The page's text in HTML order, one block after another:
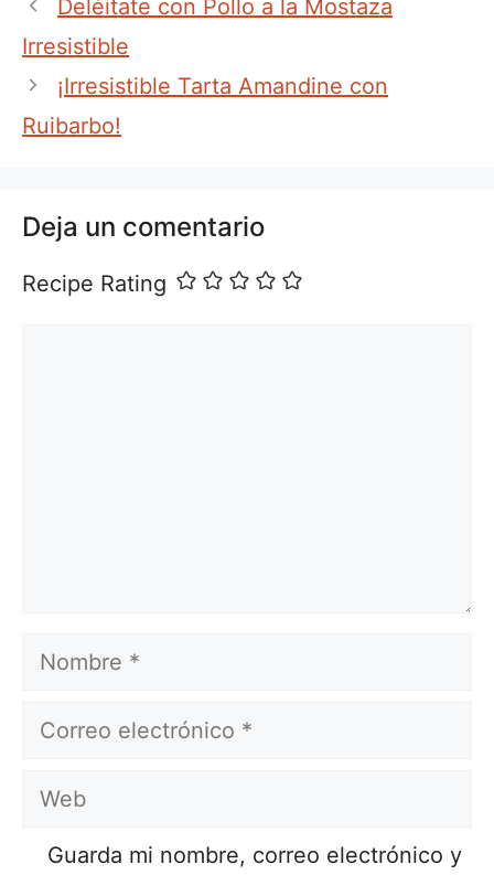
Deléitate con Pollo a la Mostaza
Irresistible
¡Irresistible Tarta Amandine con
Ruibarbo!
Deja un comentario
Recipe Rating
Nombre
Correo
Web
Guarda mi nombre, correo electrónico y